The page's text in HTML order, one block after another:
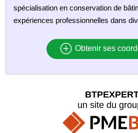
spécialisation en conservation de
expériences professionnelles dans
Obtenir ses
un site du